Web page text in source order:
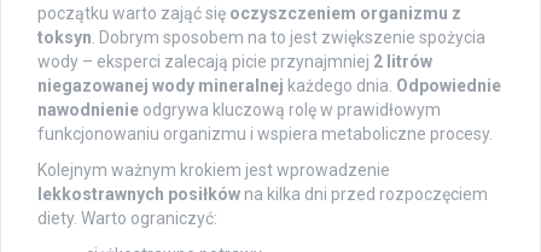
początku warto zająć się oczyszczeniem organizmu z
toksyn . Dobrym sposobem na to jest zwiększenie spożycia
wody – eksperci zalecają picie przynajmniej 2 litrów
niegazowanej wody mineralnej każdego dnia. Odpowiednie
nawodnienie odgrywa kluczową rolę w prawidłowym
funkcjonowaniu organizmu i wspiera metaboliczne procesy.
Kolejnym ważnym krokiem jest wprowadzenie
lekkostrawnych posiłków na kilka dni przed rozpoczęciem
diety. Warto ograniczyć: